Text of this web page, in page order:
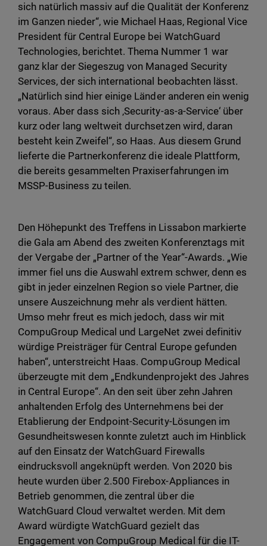
sich natürlich massiv auf die Qualität der Konferenz
im Ganzen nieder“, wie Michael Haas, Regional Vice
President für Central Europe bei WatchGuard
Technologies, berichtet. Thema Nummer 1 war
ganz klar der Siegeszug von Managed Security
Services, der sich international beobachten lässt.
„Natürlich sind hier einige Länder anderen ein wenig
voraus. Aber dass sich ‚Security-as-a-Service‘ über
kurz oder lang weltweit durchsetzen wird, daran
besteht kein Zweifel“, so Haas. Aus diesem Grund
lieferte die Partnerkonferenz die ideale Plattform,
die bereits gesammelten Praxiserfahrungen im
MSSP-Business zu teilen.
Den Höhepunkt des Treffens in Lissabon markierte
die Gala am Abend des zweiten Konferenztags mit
der Vergabe der „Partner of the Year“-Awards. „Wie
immer fiel uns die Auswahl extrem schwer, denn es
gibt in jeder einzelnen Region so viele Partner, die
unsere Auszeichnung mehr als verdient hätten.
Umso mehr freut es mich jedoch, dass wir mit
CompuGroup Medical und LargeNet zwei definitiv
würdige Preisträger für Central Europe gefunden
haben“, unterstreicht Haas. CompuGroup Medical
überzeugte mit dem „Endkundenprojekt des Jahres
in Central Europe“. An den seit über zehn Jahren
anhaltenden Erfolg des Unternehmens bei der
Etablierung der Endpoint-Security-Lösungen im
Gesundheitswesen konnte zuletzt auch im Hinblick
auf den Einsatz der WatchGuard Firewalls
eindrucksvoll angeknüpft werden. Von 2020 bis
heute wurden über 2.500 Firebox-Appliances in
Betrieb genommen, die zentral über die
WatchGuard Cloud verwaltet werden. Mit dem
Award würdigte WatchGuard gezielt das
Engagement von CompuGroup Medical für die IT-